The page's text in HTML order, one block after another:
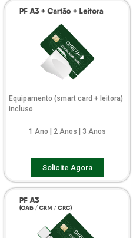
Equipamento (smart card + leitora)
incluso.
1 Ano | 2 Anos | 3 Anos
Solicite Agora